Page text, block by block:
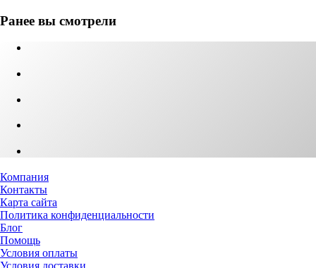
Ранее вы смотрели
Компания
Контакты
Карта сайта
Политика конфиденциальности
Блог
Помощь
Условия оплаты
Условия доставки